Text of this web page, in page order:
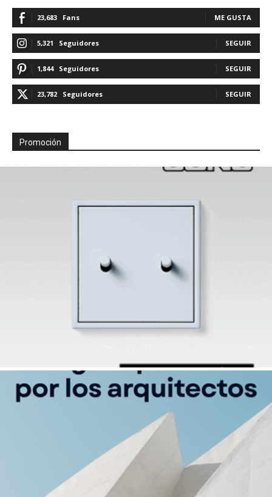
23,683 Fans ME GUSTA
5,321 Seguidores SEGUIR
1,844 Seguidores SEGUIR
23,782 Seguidores SEGUIR
Promoción